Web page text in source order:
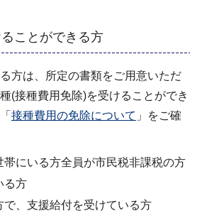
ことができる方
方は、所定の書類をご用意いただ
(接種費用免除)を受けることができ
接種費用の免除について 」をご確
帯にいる方全員が市民税非課税の方
る方
で、支援給付を受けている方